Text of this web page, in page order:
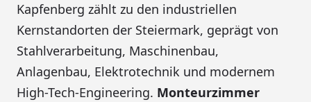
Kapfenberg zählt zu den industriellen
Kernstandorten der Steiermark, geprägt von
Stahlverarbeitung, Maschinenbau,
Anlagenbau, Elektrotechnik und modernem
High-Tech-Engineering. Monteurzimmer